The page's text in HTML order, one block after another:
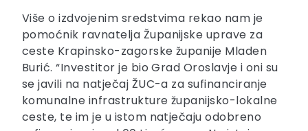
Više o izdvojenim sredstvima rekao nam je
pomoćnik ravnatelja Županijske uprave za
ceste Krapinsko-zagorske županije Mladen
Burić. “Investitor je bio Grad Oroslavje i oni su
se javili na natječaj ŽUC-a za sufinanciranje
komunalne infrastrukture županijsko-lokalne
ceste, te im je u istom natječaju odobreno